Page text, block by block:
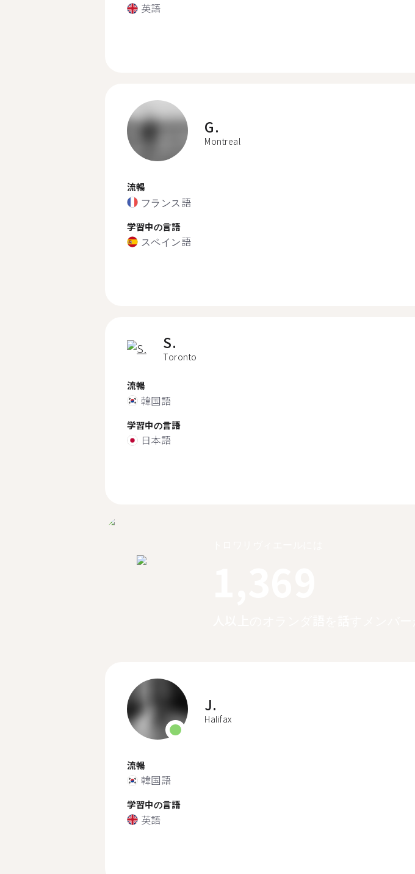
英語
G.
Montreal
流暢
フランス語
学習中の言語
スペイン語
S.
Toronto
流暢
韓国語
学習中の言語
日本語
J.
Halifax
流暢
韓国語
学習中の言語
英語